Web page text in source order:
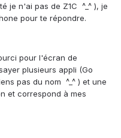
je n'ai pas de Z1C ^_^ ), je
pour te répondre.
pour l'écran de
plusieurs appli (Go
pas du nom ^_^ ) et une
et correspond à mes